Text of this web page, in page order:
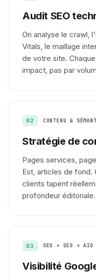
Audit SEO
On analyse le crawl,
Vitals, le maillage
de votre site.
impact, pas par
02 CONTENU &
Stratégie de
Pages services,
Est, articles de fond.
clients tapent
profondeur éditoriale.
03 SEO + GEO + AIO
Visibilité